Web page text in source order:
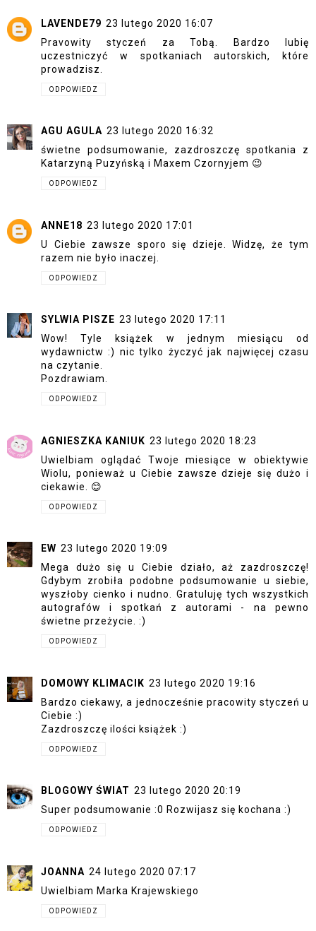
LAVENDE79 23 lutego 2020 16:07
Pravowity styczeń za Tobą. Bardzo lubię
uczestniczyć w spotkaniach autorskich, które
prowadzisz.
ODPOWIEDZ
AGU AGULA 23 lutego 2020 16:32
świetne podsumowanie, zazdroszczę spotkania z
Katarzyną Puzyńską i Maxem Czornyjem 😉
ODPOWIEDZ
ANNE18 23 lutego 2020 17:01
U Ciebie zawsze sporo się dzieje. Widzę, że tym
razem nie było inaczej.
ODPOWIEDZ
SYLWIA PISZE 23 lutego 2020 17:11
Wow! Tyle książek w jednym miesiącu od
wydawnictw :) nic tylko życzyć jak najwięcej czasu
na czytanie.
Pozdrawiam.
ODPOWIEDZ
AGNIESZKA KANIUK 23 lutego 2020 18:23
Uwielbiam oglądać Twoje miesiące w obiektywie
Wiolu, ponieważ u Ciebie zawsze dzieje się dużo i
ciekawie. 😊
ODPOWIEDZ
EW 23 lutego 2020 19:09
Mega dużo się u Ciebie działo, aż zazdroszczę!
Gdybym zrobiła podobne podsumowanie u siebie,
wyszłoby cienko i nudno. Gratuluję tych wszystkich
autografów i spotkań z autorami - na pewno
świetne przeżycie. :)
ODPOWIEDZ
DOMOWY KLIMACIK 23 lutego 2020 19:16
Bardzo ciekawy, a jednocześnie pracowity styczeń u
Ciebie :)
Zazdroszczę ilości książek :)
ODPOWIEDZ
BLOGOWY ŚWIAT 23 lutego 2020 20:19
Super podsumowanie :0 Rozwijasz się kochana :)
ODPOWIEDZ
JOANNA 24 lutego 2020 07:17
Uwielbiam Marka Krajewskiego
ODPOWIEDZ